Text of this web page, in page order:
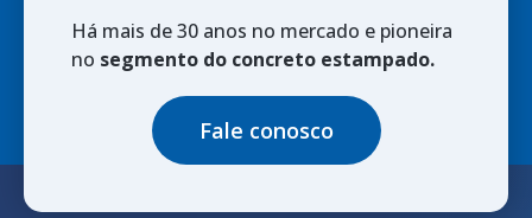
Há mais de 30 anos no mercado e pioneira
no segmento do concreto estampado.
Fale conosco